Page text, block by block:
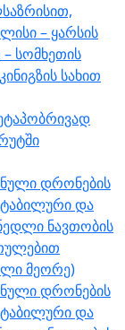
– ყარსის
სომხეთის
სახით
დრონების
და
ნავთობის
მეორე)
დრონების
და